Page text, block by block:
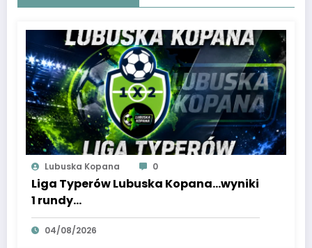
Lubuska Kopana 0
Liga Typerów Lubuska Kopana…wyniki
1 rundy…
04/08/2026